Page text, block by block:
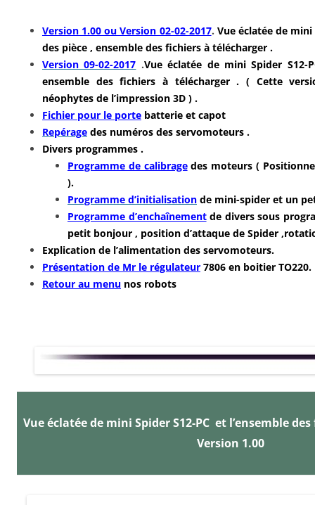
Version 1.00 ou Version 02-02-2017. Vue éclatée de
des pièce , ensemble des fichiers à télécharger .
Version 09-02-2017 .Vue éclatée de mini Spider
ensemble des fichiers à télécharger . ( Cette
néophytes de l’impression 3D ) .
Fichier pour le porte batterie et capot
Repérage des numéros des servomoteurs .
Divers programmes .
Programme de calibragedes moteurs (
).
Programme d’initialisation de mini-spider et un
Programme d’enchaînement de divers sous
petit bonjour , position d’attaque de Spider
Explication de l’alimentation des servomoteurs.
Présentation de Mr le régulateur 7806 en boitier TO220.
Retour au menu nos robots
Vue éclatée de mini Spider S12-PC et l’ensemble
Version 1.00